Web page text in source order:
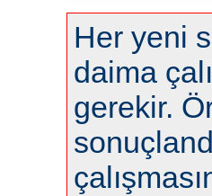
Her yeni
daima
gerekir.